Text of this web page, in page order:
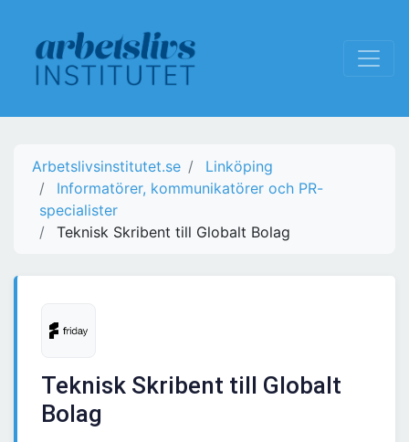
Arbetslivsinstitutet.se
Linköping
Informatörer, kommunikatörer och PR-
specialister
Teknisk Skribent till Globalt Bolag
Teknisk Skribent till Globalt
Bolag